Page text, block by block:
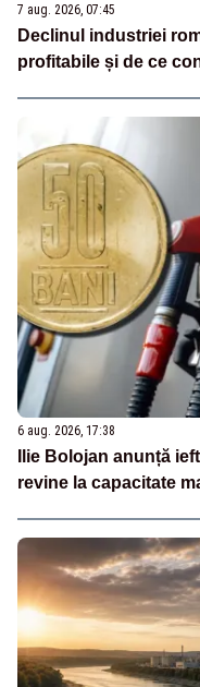
7 aug. 2026, 07:45
Declinul industriei
profitabile și de ce
6 aug. 2026, 17:38
Ilie Bolojan anunță
revine la capacitate